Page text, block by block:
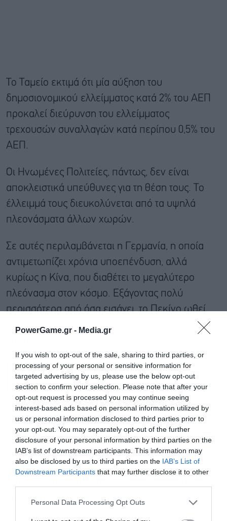
PowerGame.gr - Media.gr
If you wish to opt-out of the sale, sharing to third parties, or
processing of your personal or sensitive information for
targeted advertising by us, please use the below opt-out
section to confirm your selection. Please note that after your
opt-out request is processed you may continue seeing
interest-based ads based on personal information utilized by
us or personal information disclosed to third parties prior to
your opt-out. You may separately opt-out of the further
disclosure of your personal information by third parties on the
IAB’s list of downstream participants. This information may
also be disclosed by us to third parties on the IAB’s List of
Downstream Participants that may further disclose it to other
Personal Data Processing Opt Outs
Το Ταμείο εκτιμά ότι μία αύξηση του
δημοσιονομικού ελλείμματος κατά 2% του ΑΕΠ
προκαλεί διεύρυνση του ελλείμματος
τρεχουσών συναλλαγών κατά περίπου 0,5% του
ΑΕΠ.
Οι Ηνωμένες Πολιτείες, πάντως, δεν είναι
αποκλειστικά υπεύθυνες για τη θέση τους. Το
έλλειμμά τους διευκολύνεται από τα υψηλά
πλεονάσματα άλλων χωρών.
Σε αυτές περιλαμβάνεται η Γερμανία, η οποία
αντιμετωπίζει χρόνια υποεπένδυση, αλλά
κυρίως η Κίνα, που διαθέτει το μεγαλύτερο
πλεόνασμα στον κόσμο. Εξάγοντας πολύ
περισσότερα από όσα εισάγει, το Πεκίνο ωθεί
ουσιαστικά τους εμπορικούς του εταίρους να
Πώς η Κίνα στηρίζει τις εξαγωγές
της – Η προειδοποίηση Μακρόν
Η κινεζική ηγεσία, όπως και ο Ντόναλντ Τραμπ,
δίνει προτεραιότητα στη μεταποίηση. Σε αντίθεση
όμως με τους αμερικανικούς δασμούς, η
βιομηχανική πολιτική του Πεκίνου επηρεάζει
ουσιαστικά το εμπορικό ισοζύγιο, καθώς
εργαλεία.
Εγγραφή στο